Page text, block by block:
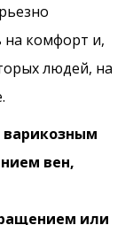
на комфорт и,
людей, на
вен,
или